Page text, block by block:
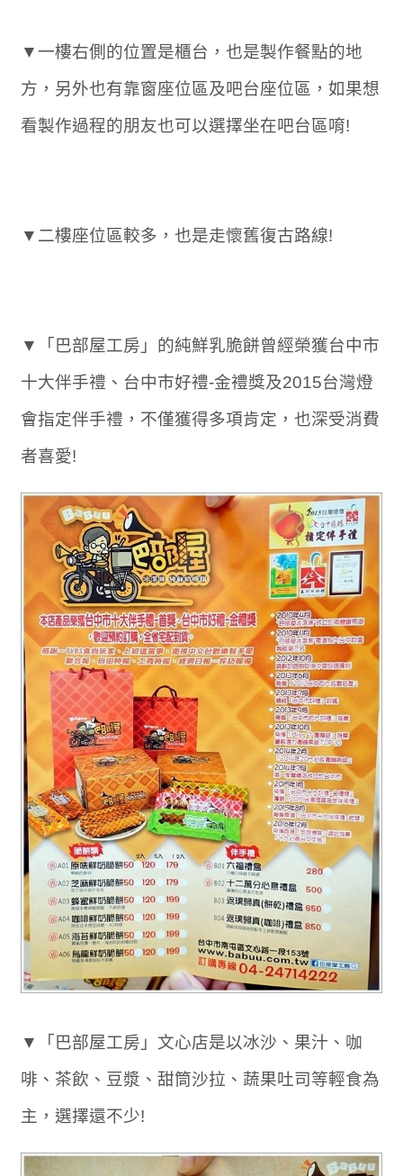
▼一樓右側的位置是櫃台，也是製作餐點的地
方，另外也有靠窗座位區及吧台座位區，如果想
看製作過程的朋友也可以選擇坐在吧台區唷!
▼二樓座位區較多，也是走懷舊復古路線!
▼「巴部屋工房」的純鮮乳脆餅曾經榮獲台中市
十大伴手禮、台中市好禮-金禮獎及2015台灣燈
會指定伴手禮，不僅獲得多項肯定，也深受消費
者喜愛!
▼「巴部屋工房」文心店是以冰沙、果汁、咖
啡、茶飲、豆漿、甜筒沙拉、蔬果吐司等輕食為
主，選擇還不少!